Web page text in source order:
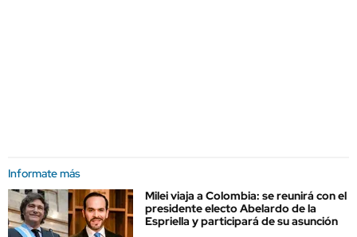
Informate más
Milei viaja a Colombia: se reunirá con el
presidente electo Abelardo de la
Espriella y participará de su asunción